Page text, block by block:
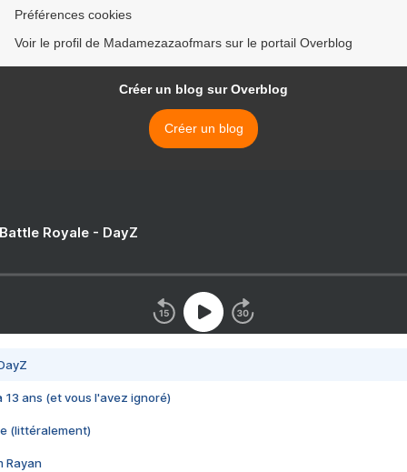
Préférences cookies
Voir le profil de Madamezazaofmars sur le portail Overblog
Créer un blog sur Overblog
Créer un blog
Royale - DayZ
13 ans (et vous l'avez ignoré)
(littéralement)
Rayan